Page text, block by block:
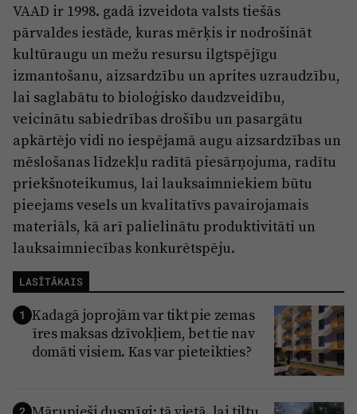
VAAD ir 1998. gadā izveidota valsts tiešās
pārvaldes iestāde, kuras mērķis ir nodrošināt
kultūraugu un mežu resursu ilgtspējīgu
izmantošanu, aizsardzību un aprites uzraudzību,
lai saglabātu to bioloģisko daudzveidību,
veicinātu sabiedrības drošību un pasargātu
apkārtējo vidi no iespējamā augu aizsardzības un
mēslošanas līdzekļu radītā piesārņojuma, radītu
priekšnoteikumus, lai lauksaimniekiem būtu
pieejams vesels un kvalitatīvs pavairojamais
materiāls, kā arī palielinātu produktivitāti un
lauksaimniecības konkurētspēju.
LASĪTĀKAIS
1 Kadagā joprojām var tikt pie zemas
īres maksas dzīvokļiem, bet tie nav
domāti visiem. Kas var pieteikties?